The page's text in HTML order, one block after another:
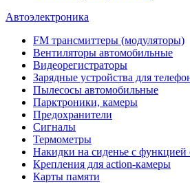
Автоэлектроника
FM трансмиттеры (модуляторы)
Вентиляторы автомобильные
Видеорегистраторы
Зарядные устройства для
Пылесосы автомобильные
Парктроники, камеры
Предохранители
Сигналы
Термометры
Накидки на сиденье с функцией
Крепления для action-камеры
Карты памяти